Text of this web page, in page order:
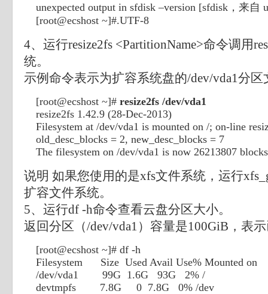
unexpected output in sfdisk –version [sfdisk，来自
[root@ecshost ~]#.UTF-8
4、运行resize2fs <PartitionName>命令调用
统。
示例命令表示为扩容系统盘的/dev/vda1分区
[root@ecshost ~]# resize2fs /dev/vda1
resize2fs 1.42.9 (28-Dec-2013)
Filesystem at /dev/vda1 is mounted on /; on-line
old_desc_blocks = 2, new_desc_blocks = 7
The filesystem on /dev/vda1 is now 26213807
说明 如果您使用的是xfs文件系统，运行
扩容文件系统。
5、运行df -h命令查看云盘分区大小。
返回分区（/dev/vda1）容量是100GiB，表
[root@ecshost ~]# df -h
Filesystem Size Used Avail Use% Mounted on
/dev/vda1 99G 1.6G 93G 2% /
devtmpfs 7.8G 0 7.8G 0% /dev